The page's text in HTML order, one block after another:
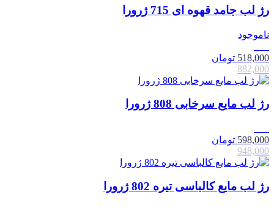
رژ لب جامد قهوه ای 715 ژرورا
ناموجود
518,000 تومان
882,000
رژ لب مایع سرخابی 808 ژرورا
598,000 تومان
948,000
رژ لب مایع کالباسی تیره 802 ژرورا